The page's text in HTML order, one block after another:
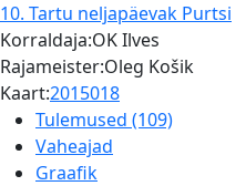
10. Tartu neljapäevak Purtsi
Korraldaja:OK Ilves
Rajameister:Oleg Košik
Kaart:2015018
Tulemused (109)
Vaheajad
Graafik